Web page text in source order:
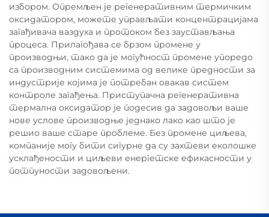
избором. Опремљен је регенеративним термичким
оксидатором, можете управљати концентрацијама
загађивача ваздуха и протоком без заустављања
процеса. Прилагођава се брзом промене у
производњи, тако да је могућност промене упоредо
са производним системима од велике предности за
индустрије којима је потребан овакав систем
контроле загађења. Приступачна регенеративна
термална оксидатор је подесив да задовољи ваше
нове услове производње једнако лако као што је
решио ваше старе проблеме. Без промене циљева,
компаније могу бити сигурне да су захтеви еколошке
усклађености и циљеви енергетске ефикасности у
потпуности задовољени.